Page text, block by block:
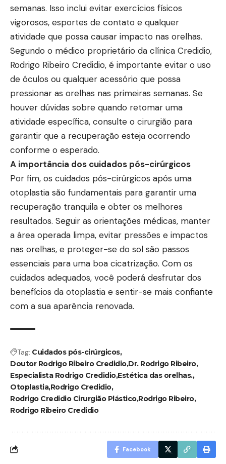
semanas. Isso inclui evitar exercícios físicos
vigorosos, esportes de contato e qualquer
atividade que possa causar impacto nas orelhas.
Segundo o médico proprietário da clínica Credidio,
Rodrigo Ribeiro Credidio, é importante evitar o uso
de óculos ou qualquer acessório que possa
pressionar as orelhas nas primeiras semanas. Se
houver dúvidas sobre quando retomar uma
atividade específica, consulte o cirurgião para
garantir que a recuperação esteja ocorrendo
conforme o esperado.
A importância dos cuidados pós-cirúrgicos
Por fim, os cuidados pós-cirúrgicos após uma
otoplastia são fundamentais para garantir uma
recuperação tranquila e obter os melhores
resultados. Seguir as orientações médicas, manter
a área operada limpa, evitar pressões e impactos
nas orelhas, e proteger-se do sol são passos
essenciais para uma boa cicatrização. Com os
cuidados adequados, você poderá desfrutar dos
benefícios da otoplastia e sentir-se mais confiante
com a sua aparência renovada.
Tag: Cuidados pós-cirúrgicos
Doutor Rodrigo Ribeiro CredidioDr. Rodrigo Ribeiro
Especialista Rodrigo CredidioEstética das orelhas.
OtoplastiaRodrigo Credidio
Rodrigo Credidio Cirurgião PlásticoRodrigo Ribeiro
Rodrigo Ribeiro Credidio
Facebook